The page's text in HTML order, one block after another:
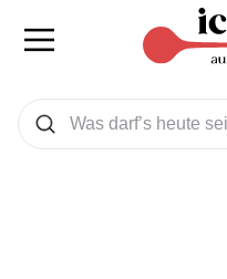
Was wollen Sie suchen
Suchen